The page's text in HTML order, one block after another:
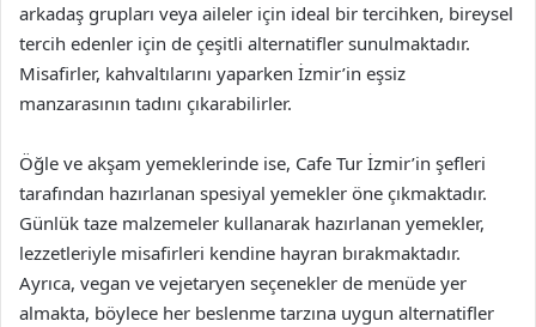
arkadaş grupları veya aileler için ideal bir tercihken, bireysel
tercih edenler için de çeşitli alternatifler sunulmaktadır.
Misafirler, kahvaltılarını yaparken İzmir’in eşsiz
manzarasının tadını çıkarabilirler.
Öğle ve akşam yemeklerinde ise, Cafe Tur İzmir’in şefleri
tarafından hazırlanan spesiyal yemekler öne çıkmaktadır.
Günlük taze malzemeler kullanarak hazırlanan yemekler,
lezzetleriyle misafirleri kendine hayran bırakmaktadır.
Ayrıca, vegan ve vejetaryen seçenekler de menüde yer
almakta, böylece her beslenme tarzına uygun alternatifler